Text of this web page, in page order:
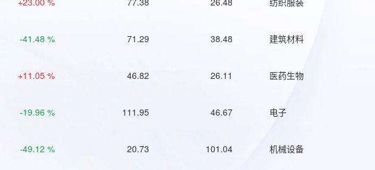
-41.48 % 71.29 38.48 建筑材料
+11.05 % 46.82 26.11 医药生物
-19.96 % 111.95 46.67 电子
-49.12 % 20.73 101.04 机械设备